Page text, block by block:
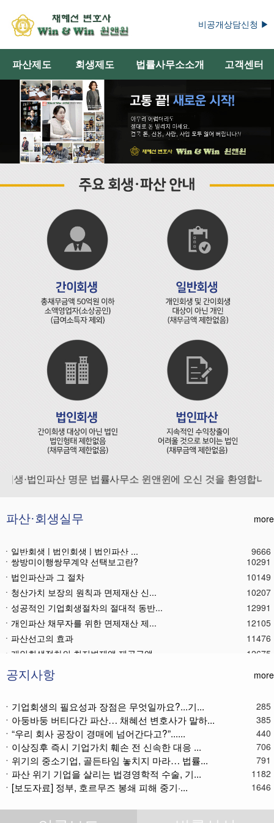
비공개상담신청 ▶
파산제도 회생제도 법률사무소소개 고객센터
·법인파산 명문 법률사무소 윈앤윈에 오신 것을 환영합니다.
파산·회생실무 more
ㆍ일반회생 | 법인회생 | 법인파산 ... 9666
ㆍ쌍방미이행쌍무계약 선택보고란?
10291
ㆍ법인파산과 그 절차
10149
ㆍ청산가치 보장의 원칙과 면제재산 신...
10207
ㆍ성공적인 기업회생절차의 절대적 동반...
12991
ㆍ개인파산 채무자를 위한 면제재산 제...
12105
ㆍ파산선고의 효과
11476
ㆍ 개인회생절차의 최저변제액 제공금액
12675
ㆍ기업회생제도와 기업파산제도
11620
ㆍ법인파산 후 이사의 연대보증책임 해...
11575
ㆍ법인파산절차와 기업회생절차 개요
11870
ㆍ개인회생재단채권(우선권이 있는 채권...
11115
ㆍ개인회생재단이란?
11044
ㆍ개인회생채권이란?
11274
ㆍ가용소득이란?
11226
ㆍ회생신청 후 경매절차 정지신청은?
ㆍ별제권부 채권(회생절차에서의 근저당...
12182
공지사항 more
ㆍ기업회생의 필요성과 장점은 무엇일까요?...기... 285
ㆍ아둥바둥 버티다간 파산… 채혜선 변호사가 말하... 385
ㆍ“우리 회사 공장이 경매에 넘어간다고?”...... 440
ㆍ이상징후 즉시 기업가치 훼손 전 신속한 대응 ... 706
ㆍ위기의 중소기업, 골든타임 놓치지 마라… 법률... 791
ㆍ파산 위기 기업을 살리는 법경영학적 수술, 기... 1182
ㆍ[보도자료] 정부, 호르무즈 봉쇄 피해 중기·... 1646